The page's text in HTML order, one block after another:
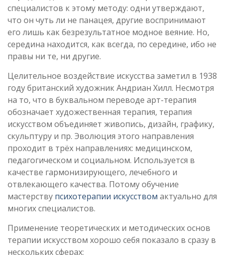
специалистов к этому методу: одни утверждают,
что он чуть ли не панацея, другие воспринимают
его лишь как безрезультатное модное веяние. Но,
середина находится, как всегда, по середине, ибо не
правы ни те, ни другие.
Целительное воздействие искусства заметил в 1938
году британский художник Андриан Хилл. Несмотря
на то, что в буквальном переводе арт-терапия
обозначает художественная терапия, терапия
искусством объединяет живопись, дизайн, графику,
скульптуру и пр. Эволюция этого направления
проходит в трёх направлениях: медицинском,
педагогическом и социальном. Используется в
качестве гармонизирующего, лечебного и
отвлекающего качества. Потому обучение
мастерству психотерапии искусством актуально для
многих специалистов.
Применение теоретических и методических основ
терапии искусством хорошо себя показало в сразу в
нескольких сферах: